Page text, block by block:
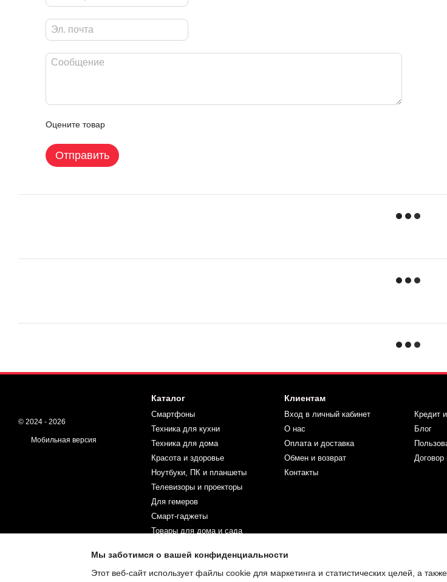
Оцените товар
Отправить
© 2024 - 2026
Мобильная версия
Каталог
Смартфоны
Техника для кухни
Техника для дома
Красота и здоровье
Ноутбуки, ПК и планшеты
Телевизоры и проекторы
Для гемеров
Смарт-гаджеты
Товары для дома и сада
Товары для детей
Автотовары и инструменты
Клиентам
Вход в личный кабинет
О нас
Оплата и доставка
Обмен и возврат
Контакты
Кредит
Блог
Мы заботимся о вашей конфиденциальности
Этот веб-сайт использует файлы cookie для маркетинга и статистических целей, а